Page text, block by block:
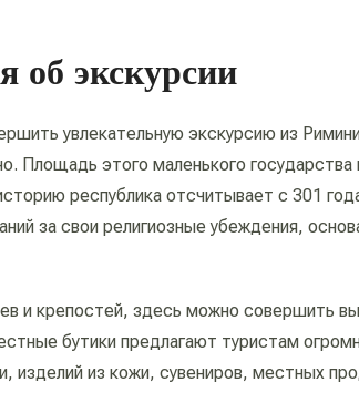
об экскурсии
увлекательную экскурсию из
Площадь этого маленького
республика отсчитывает с 301
за свои религиозные убеждения,
и крепостей, здесь можно совершить
бутики предлагают туристам
изделий из кожи, сувениров, местных